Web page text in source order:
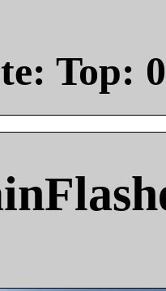
Top: 0